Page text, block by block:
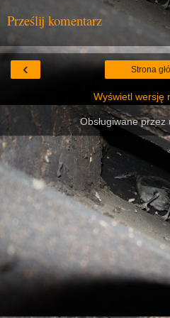
Prześlij komentarz
‹ Strona
Wyświetl wersję
Obsługiwane przez